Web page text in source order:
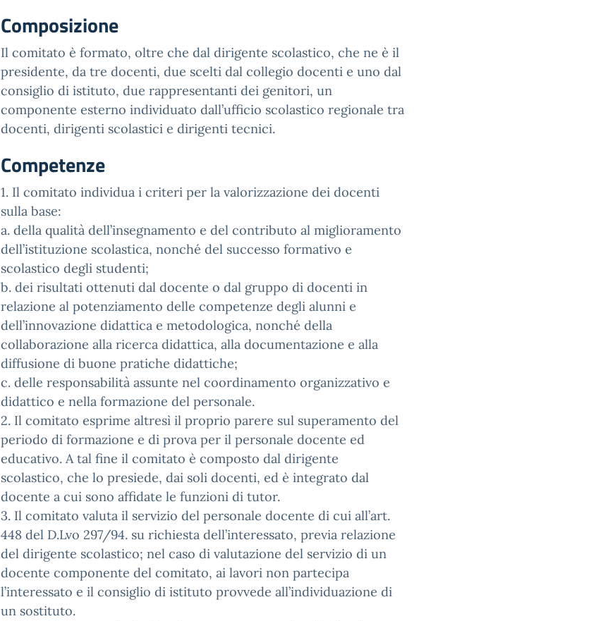
Composizione
Il comitato è formato, oltre che dal dirigente scolastico, che ne è il
presidente, da tre docenti, due scelti dal collegio docenti e uno dal
consiglio di istituto, due rappresentanti dei genitori, un
componente esterno individuato dall’ufficio scolastico regionale tra
docenti, dirigenti scolastici e dirigenti tecnici.
Competenze
1. Il comitato individua i criteri per la valorizzazione dei docenti
sulla base:
a. della qualità dell’insegnamento e del contributo al miglioramento
dell’istituzione scolastica, nonché del successo formativo e
scolastico degli studenti;
b. dei risultati ottenuti dal docente o dal gruppo di docenti in
relazione al potenziamento delle competenze degli alunni e
dell’innovazione didattica e metodologica, nonché della
collaborazione alla ricerca didattica, alla documentazione e alla
diffusione di buone pratiche didattiche;
c. delle responsabilità assunte nel coordinamento organizzativo e
didattico e nella formazione del personale.
2. Il comitato esprime altresì il proprio parere sul superamento del
periodo di formazione e di prova per il personale docente ed
educativo. A tal fine il comitato è composto dal dirigente
scolastico, che lo presiede, dai soli docenti, ed è integrato dal
docente a cui sono affidate le funzioni di tutor.
3. Il comitato valuta il servizio del personale docente di cui all’art.
448 del D.Lvo 297/94. su richiesta dell’interessato, previa relazione
del dirigente scolastico; nel caso di valutazione del servizio di un
docente componente del comitato, ai lavori non partecipa
l’interessato e il consiglio di istituto provvede all’individuazione di
un sostituto.